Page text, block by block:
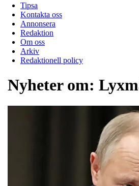
Tipsa
Kontakta oss
Annonsera
Redaktion
Om oss
Arkiv
Redaktionell policy
Nyheter om: